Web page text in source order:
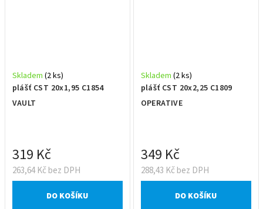
plášť CST 20x1,95 C1854
VAULT
Skladem (2 ks)
263,64 Kč bez DPH
319 Kč
DO KOŠÍKU
plášť CST 20x2,25 C1809
OPERATIVE
Skladem (2 ks)
288,43 Kč bez DPH
349 Kč
DO KOŠÍKU